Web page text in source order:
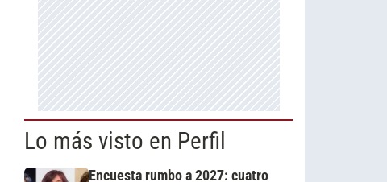
Lo más visto en Perfil
Encuesta rumbo a 2027: cuatro